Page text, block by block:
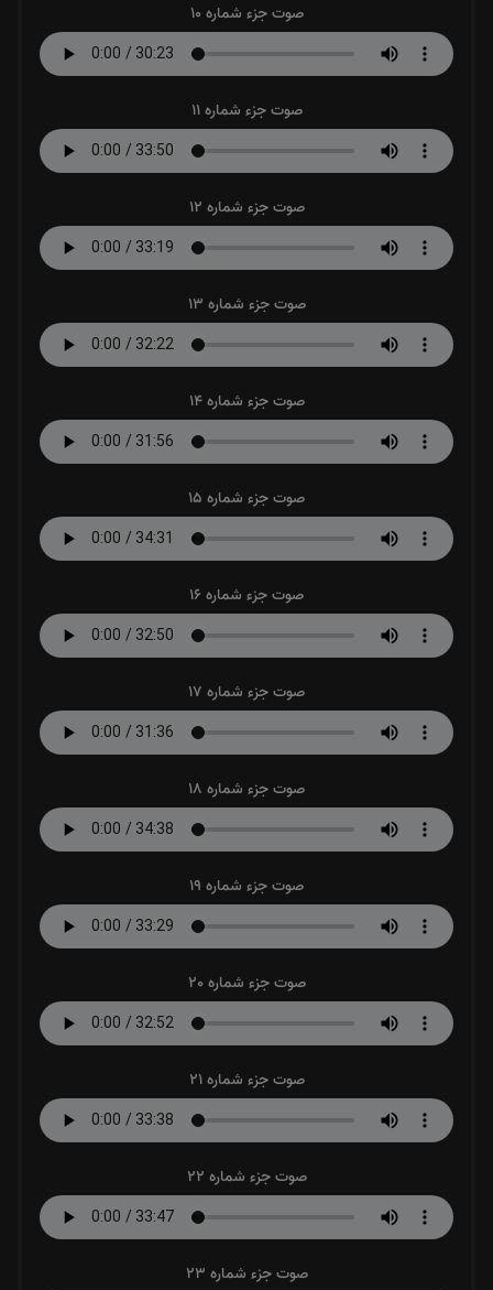
صوت جزء شماره 10
صوت جزء شماره 11
صوت جزء شماره 12
صوت جزء شماره 13
صوت جزء شماره 14
صوت جزء شماره 15
صوت جزء شماره 16
صوت جزء شماره 17
صوت جزء شماره 18
صوت جزء شماره 19
صوت جزء شماره 20
صوت جزء شماره 21
صوت جزء شماره 22
صوت جزء شماره 23